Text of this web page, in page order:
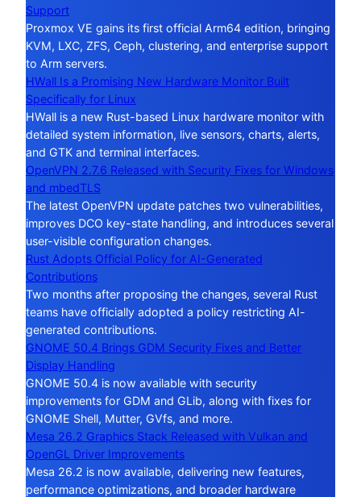
Support
Proxmox VE gains its first official Arm64 edition, bringing
KVM, LXC, ZFS, Ceph, clustering, and enterprise support
to Arm servers.
HWall Is a Promising New Hardware Monitor Built
Specifically for Linux
HWall is a new Rust-based Linux hardware monitor with
detailed system information, live sensors, charts, alerts,
and GTK and terminal interfaces.
OpenVPN 2.7.6 Released with Security Fixes for Windows
and mbedTLS
The latest OpenVPN update patches two vulnerabilities,
improves DCO key-state handling, and introduces several
user-visible configuration changes.
Rust Adopts Official Policy for AI-Generated
Contributions
Two months after proposing the changes, several Rust
teams have officially adopted a policy restricting AI-
generated contributions.
GNOME 50.4 Brings GDM Security Fixes and Better
Display Handling
GNOME 50.4 is now available with security
improvements for GDM and GLib, along with fixes for
GNOME Shell, Mutter, GVfs, and more.
Mesa 26.2 Graphics Stack Released with Vulkan and
OpenGL Driver Improvements
Mesa 26.2 is now available, delivering new features,
performance optimizations, and broader hardware